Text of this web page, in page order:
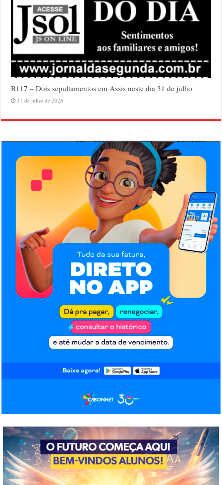
B117 – Dois sepultamentos em Assis neste dia 31 de julho
31 de julho de 2026